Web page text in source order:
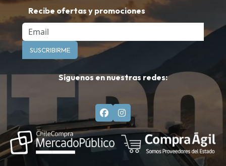
Recibe ofertas y promociones
Email
SUSCRIBIRME
Síguenos en nuestras redes: